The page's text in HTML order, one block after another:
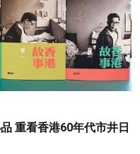
重看香港60年代市井日